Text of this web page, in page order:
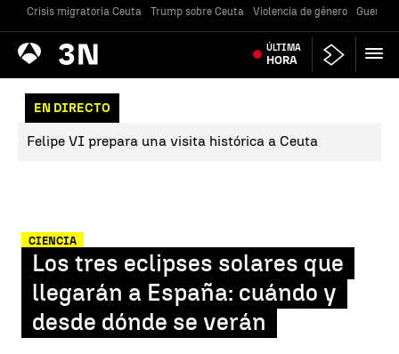
Crisis migratoria Ceuta Trump sobre Ceuta Violencia de género Guerra
Antena
3 Noticias ÚLTIMA
HORA
EN DIRECTO
Felipe VI prepara una visita histórica a Ceuta
CIENCIA
Los tres eclipses solares que
llegarán a España: cuándo y
desde dónde se verán